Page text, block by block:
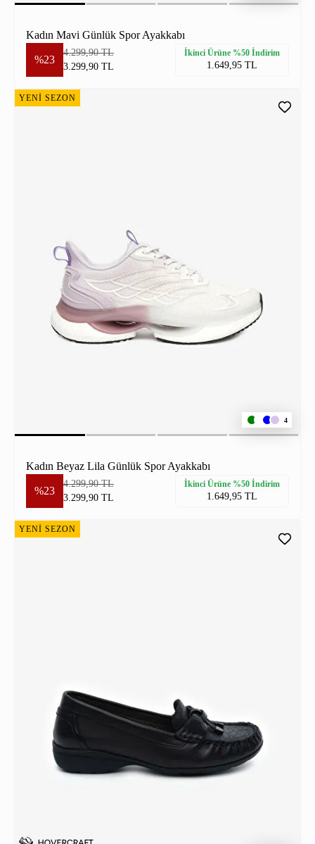
Kadın Mavi Günlük Spor Ayakkabı
%23
4.299,90 TL
3.299,90 TL
İkinci Ürüne %50 İndirim
1.649,95 TL
YENİ SEZON
4
Kadın Beyaz Lila Günlük Spor Ayakkabı
%23
4.299,90 TL
3.299,90 TL
İkinci Ürüne %50 İndirim
1.649,95 TL
YENİ SEZON